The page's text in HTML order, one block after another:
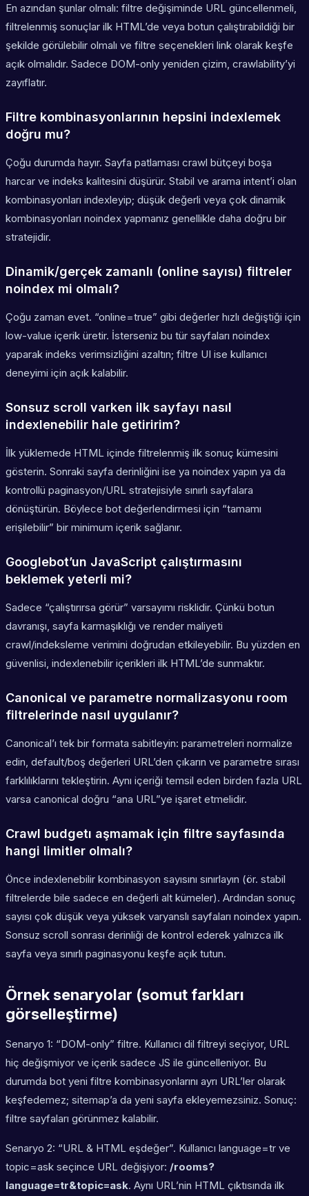
En azından şunlar olmalı: filtre değişiminde URL güncellenmeli,
filtrelenmiş sonuçlar ilk HTML’de veya botun çalıştırabildiği bir
şekilde görülebilir olmalı ve filtre seçenekleri link olarak keşfe
açık olmalıdır. Sadece DOM-only yeniden çizim, crawlability’yi
zayıflatır.
Filtre kombinasyonlarının hepsini indexlemek
doğru mu?
Çoğu durumda hayır. Sayfa patlaması crawl bütçeyi boşa
harcar ve indeks kalitesini düşürür. Stabil ve arama intent’i olan
kombinasyonları indexleyip; düşük değerli veya çok dinamik
kombinasyonları noindex yapmanız genellikle daha doğru bir
stratejidir.
Dinamik/gerçek zamanlı (online sayısı) filtreler
noindex mi olmalı?
Çoğu zaman evet. “online=true” gibi değerler hızlı değiştiği için
low-value içerik üretir. İsterseniz bu tür sayfaları noindex
yaparak indeks verimsizliğini azaltın; filtre UI ise kullanıcı
deneyimi için açık kalabilir.
Sonsuz scroll varken ilk sayfayı nasıl
indexlenebilir hale getiririm?
İlk yüklemede HTML içinde filtrelenmiş ilk sonuç kümesini
gösterin. Sonraki sayfa derinliğini ise ya noindex yapın ya da
kontrollü paginasyon/URL stratejisiyle sınırlı sayfalara
dönüştürün. Böylece bot değerlendirmesi için “tamamı
erişilebilir” bir minimum içerik sağlanır.
Googlebot’un JavaScript çalıştırmasını
beklemek yeterli mi?
Sadece “çalıştırırsa görür” varsayımı risklidir. Çünkü botun
davranışı, sayfa karmaşıklığı ve render maliyeti
crawl/indeksleme verimini doğrudan etkileyebilir. Bu yüzden en
güvenlisi, indexlenebilir içerikleri ilk HTML’de sunmaktır.
Canonical ve parametre normalizasyonu room
filtrelerinde nasıl uygulanır?
Canonical’ı tek bir formata sabitleyin: parametreleri normalize
edin, default/boş değerleri URL’den çıkarın ve parametre sırası
farklılıklarını tekleştirin. Aynı içeriği temsil eden birden fazla URL
varsa canonical doğru “ana URL”ye işaret etmelidir.
Crawl budgetı aşmamak için filtre sayfasında
hangi limitler olmalı?
Önce indexlenebilir kombinasyon sayısını sınırlayın (ör. stabil
filtrelerde bile sadece en değerli alt kümeler). Ardından sonuç
sayısı çok düşük veya yüksek varyanslı sayfaları noindex yapın.
Sonsuz scroll sonrası derinliği de kontrol ederek yalnızca ilk
sayfa veya sınırlı paginasyonu keşfe açık tutun.
Örnek senaryolar (somut farkları
görselleştirme)
Senaryo 1: “DOM-only” filtre. Kullanıcı dil filtreyi seçiyor, URL
hiç değişmiyor ve içerik sadece JS ile güncelleniyor. Bu
durumda bot yeni filtre kombinasyonlarını ayrı URL’ler olarak
keşfedemez; sitemap’a da yeni sayfa ekleyemezsiniz. Sonuç:
filtre sayfaları görünmez kalabilir.
Senaryo 2: “URL & HTML eşdeğer”. Kullanıcı language=tr ve
topic=ask seçince URL değişiyor: /rooms?
language=tr&topic=ask. Aynı URL’nin HTML çıktısında ilk